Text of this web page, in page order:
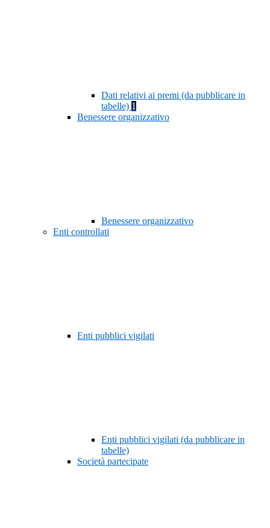
Dati relativi ai premi (da pubblicare in
tabelle) 1
Benessere organizzativo
Benessere organizzativo
Enti controllati
Enti pubblici vigilati
Enti pubblici vigilati (da pubblicare in
tabelle)
Società partecipate